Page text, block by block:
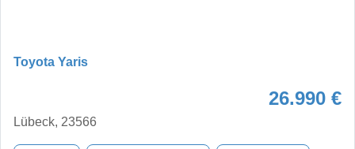
Toyota Yaris
26.990 €
Lübeck, 23566